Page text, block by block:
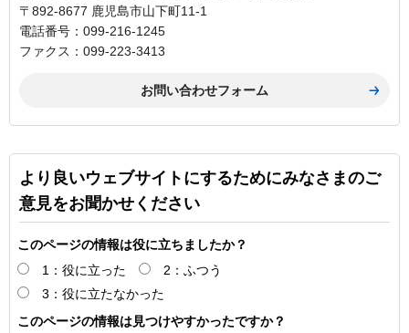
〒892-8677 鹿児島市山下町11-1
電話番号：099-216-1245
ファクス：099-223-3413
より良いウェブサイトにするためにみなさまのご
意見をお聞かせください
このページの情報は役に立ちましたか？
1：役に立った
2：ふつう
3：役に立たなかった
このページの情報は見つけやすかったですか？